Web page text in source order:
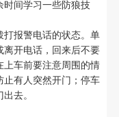
时间学习一些防狼技
打报警电话的状态。单
离开电话，回来后不要
上车前要注意周围的情
止有人突然开门；停车
去。